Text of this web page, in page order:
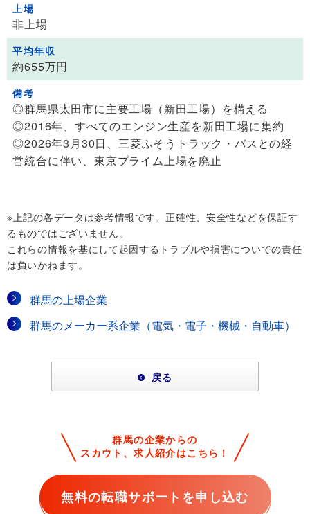
上場
非上場
平均年収
約655万円
備考
◎群馬県太田市に主要工場（新田工場）を構える
◎2016年、すべてのエンジン生産を新田工場に集約
◎2026年3月30日、三菱ふそうトラック・バスとの経
営統合に伴い、東京プライム上場を廃止
※上記の各データは参考情報です。正確性、安全性などを保証す
るものではございません。
これらの情報を基にして起因するトラブルや損害についての責任
は負いかねます。
群馬の上場企業
群馬のメーカー系企業（電気・電子・機械・自動車）
戻る
群馬の企業からの
スカウト、求人紹介はこちら！
無料の転職サポートを申し込む